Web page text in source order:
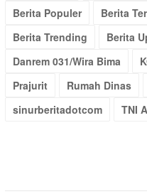
Berita Populer
Berita
Berita Trending
Berita
Danrem 031/Wira Bima
Prajurit
Rumah Dinas
sinurberitadotcom
TNI